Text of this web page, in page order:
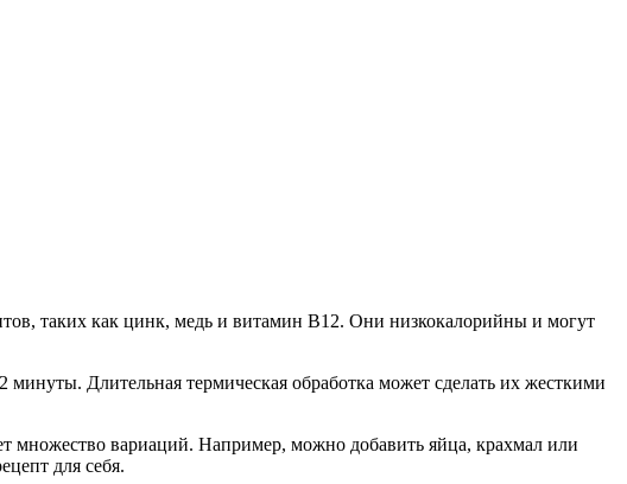
таких как цинк, медь и витамин B12. Они низкокалорийны и могут
Длительная термическая обработка может сделать их жесткими
множество вариаций. Например, можно добавить яйца, крахмал или
для себя.